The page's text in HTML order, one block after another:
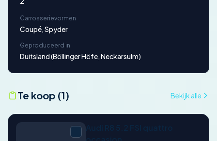
Carrosserievormen
Coupé, Spyder
Geproduceerd in
Duitsland (Böllinger Höfe, Neckarsulm)
Te koop (1) Bekijk alle